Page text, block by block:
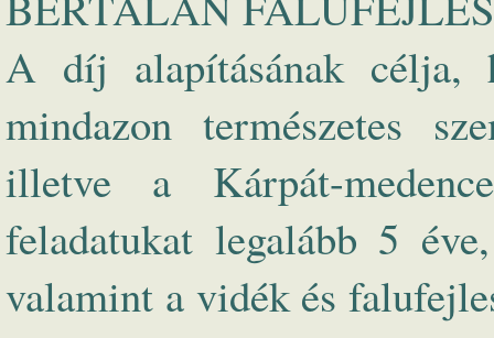
A díj alapításának célja,
mindazon természetes
illetve a Kárpát-
feladatukat legalább 5
valamint a vidék és